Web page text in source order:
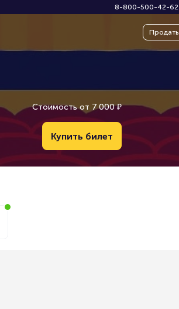
8-800-500-42-62
Продать
Стоимость от 7000 ₽
Купить билет